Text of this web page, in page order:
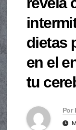
dietas
en el
tu
Por